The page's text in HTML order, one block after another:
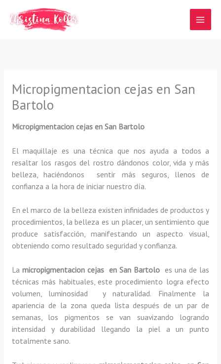
contenido
Micropigmentacion cejas en San
Bartolo
Micropigmentacion cejas en San Bartolo
El maquillaje es una técnica que nos ayuda a todos a
resaltar los rasgos del rostro dándonos color, vida y más
belleza, haciéndonos sentir más seguros, llenos de
confianza a la hora de iniciar nuestro día.
En el marco de la belleza existen infinidades de productos y
procedimientos, la belleza es un placer, un sentimiento que
produce satisfacción, manifestando un aspecto visual,
obteniendo como resultado seguridad y confianza.
La micropigmentacion cejas en San Bartolo es una de las
técnicas más habituales, este procedimiento logra efecto
volumen, luminosidad y naturalidad. Finalmente la
apariencia de la zona queda lista después de un par de
semanas, los pigmentos se van suavizando logrando
intensidad y durabilidad llegando la piel a un punto
totalmente sano.